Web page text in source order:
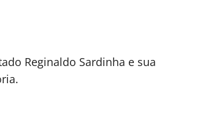
Reginaldo Sardinha e sua